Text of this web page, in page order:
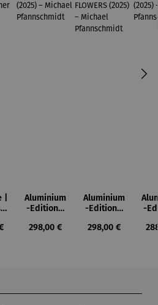
Preis:
Aluminium
-Edition |
To Be Rich
Regulärer Preis:
298,00 €
Aluminium
-Edition |
MY LIFE -
Regulärer Preis:
298,00 €
-